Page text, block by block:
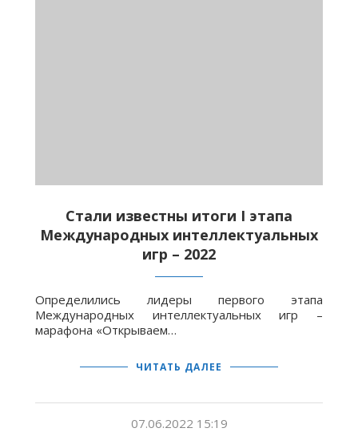
Стали известны итоги I этапа
Международных интеллектуальных
игр – 2022
Определились лидеры первого этапа
Международных интеллектуальных игр –
марафона «Открываем…
ЧИТАТЬ ДАЛЕЕ
07.06.2022 15:19